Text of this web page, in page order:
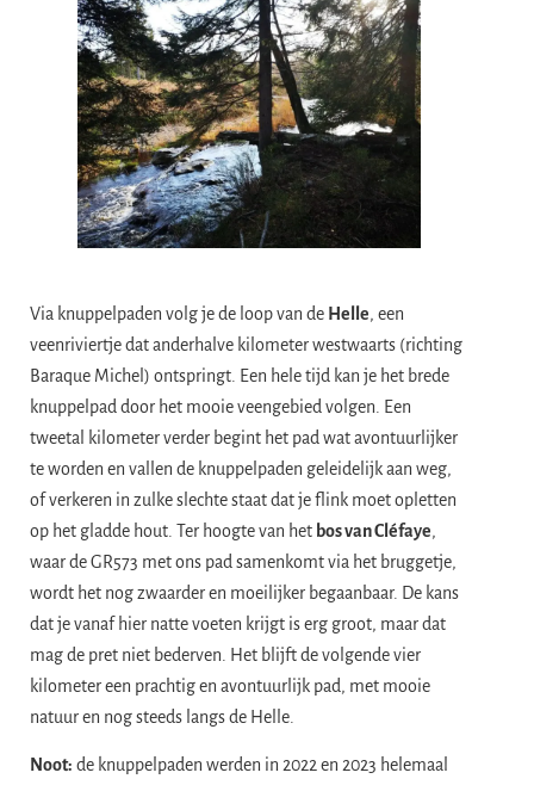
Via knuppelpaden volg je de loop van de Helle, een
veenriviertje dat anderhalve kilometer westwaarts (richting
Baraque Michel) ontspringt. Een hele tijd kan je het brede
knuppelpad door het mooie veengebied volgen. Een
tweetal kilometer verder begint het pad wat avontuurlijker
te worden en vallen de knuppelpaden geleidelijk aan weg,
of verkeren in zulke slechte staat dat je flink moet opletten
op het gladde hout. Ter hoogte van het bos van Cléfaye,
waar de GR573 met ons pad samenkomt via het bruggetje,
wordt het nog zwaarder en moeilijker begaanbaar. De kans
dat je vanaf hier natte voeten krijgt is erg groot, maar dat
mag de pret niet bederven. Het blijft de volgende vier
kilometer een prachtig en avontuurlijk pad, met mooie
natuur en nog steeds langs de Helle.
Noot: de knuppelpaden werden in 2022 en 2023 helemaal